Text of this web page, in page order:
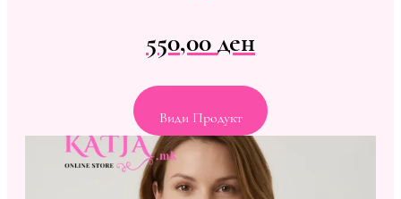
550,00ден
Види Продукт